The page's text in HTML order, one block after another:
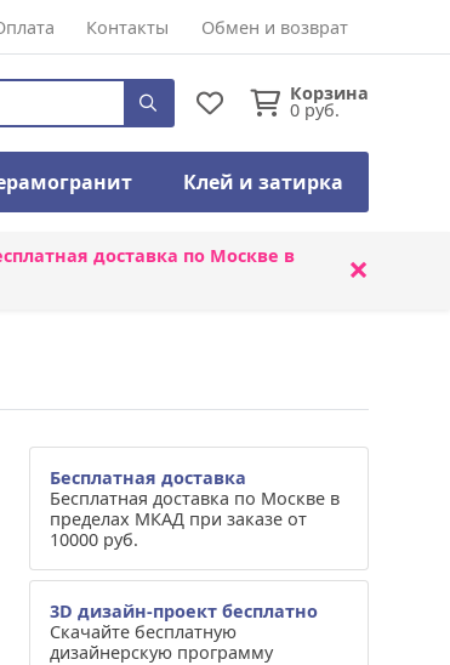
Контакты Обмен и возврат
Корзина
0 руб.
Клей и затирка
доставка по Москве в
×
Бесплатная доставка
Бесплатная доставка по Москве в
пределах МКАД при заказе от
10000 руб.
3D дизайн-проект бесплатно
Скачайте бесплатную
дизайнерскую программу